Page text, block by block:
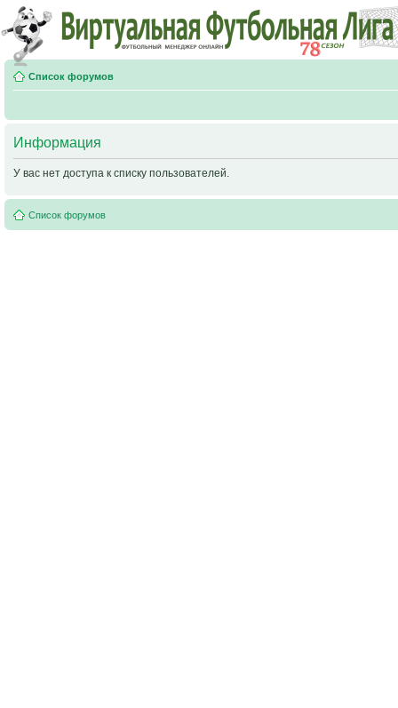
Список форумов
Информация
У вас нет доступа к списку пользователей.
Список форумов